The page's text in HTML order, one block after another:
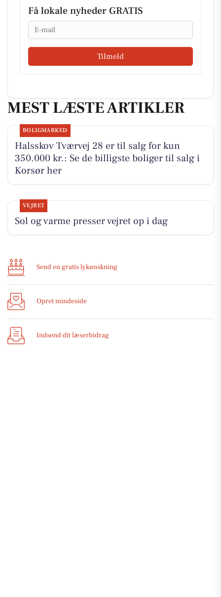
Få lokale nyheder GRATIS
Email
Tilmeld
MEST LÆSTE ARTIKLER
BOLIGMARKED
Halsskov Tværvej 28 er til salg for kun
350.000 kr.: Se de billigste boliger til salg i
Korsør her
VEJRET
Sol og varme presser vejret op i dag
Send en gratis lykønskning
Opret mindeside
Indsend dit læserbidrag